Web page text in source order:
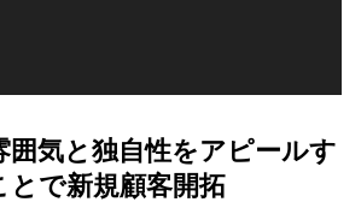
囲気と独自性をアピールす
とで新規顧客開拓